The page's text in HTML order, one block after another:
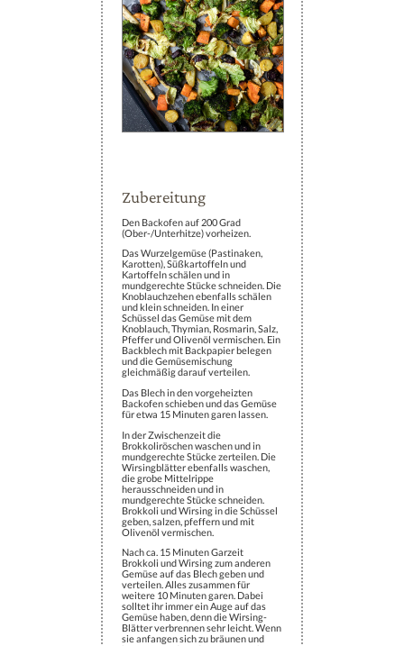
Zubereitung
Den Backofen auf 200 Grad
(Ober-/Unterhitze) vorheizen.
Das Wurzelgemüse (Pastinaken,
Karotten), Süßkartoffeln und
Kartoffeln schälen und in
mundgerechte Stücke schneiden. Die
Knoblauchzehen ebenfalls schälen
und klein schneiden. In einer
Schüssel das Gemüse mit dem
Knoblauch, Thymian, Rosmarin, Salz,
Pfeffer und Olivenöl vermischen. Ein
Backblech mit Backpapier belegen
und die Gemüsemischung
gleichmäßig darauf verteilen.
Das Blech in den vorgeheizten
Backofen schieben und das Gemüse
für etwa 15 Minuten garen lassen.
In der Zwischenzeit die
Brokkoliröschen waschen und in
mundgerechte Stücke zerteilen. Die
Wirsingblätter ebenfalls waschen,
die grobe Mittelrippe
herausschneiden und in
mundgerechte Stücke schneiden.
Brokkoli und Wirsing in die Schüssel
geben, salzen, pfeffern und mit
Olivenöl vermischen.
Nach ca. 15 Minuten Garzeit
Brokkoli und Wirsing zum anderen
Gemüse auf das Blech geben und
verteilen. Alles zusammen für
weitere 10 Minuten garen. Dabei
solltet ihr immer ein Auge auf das
Gemüse haben, denn die Wirsing-
Blätter verbrennen sehr leicht. Wenn
sie anfangen sich zu bräunen und